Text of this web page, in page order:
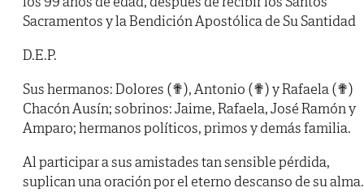
Sacramentos y la Bendición Apostólica de Su Santidad
D.E.P.
Sus hermanos: Dolores (✟), Antonio (✟) y Rafaela (✟)
Chacón Ausín; sobrinos: Jaime, Rafaela, José Ramón y
Amparo; hermanos políticos, primos y demás familia.
Al participar a sus amistades tan sensible pérdida,
suplican una oración por el eterno descanso de su alma.